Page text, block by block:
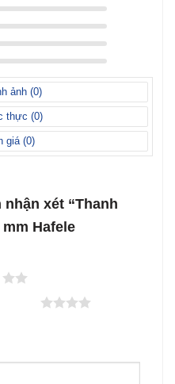
ảnh (0)
thực (0)
giá (0)
xét “Thanh
Hafele